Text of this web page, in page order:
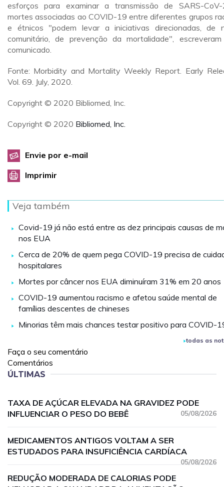
esforços para examinar a transmissão de SARS-
mortes associadas ao COVID-19 entre diferentes grupos
e étnicos "podem levar a iniciativas direcionadas, de
comunitário, de prevenção da mortalidade",
comunicado.
Fonte: Morbidity and Mortality Weekly Report. Early
Vol. 69. July, 2020.
Copyright © 2020 Bibliomed, Inc.
Copyright © 2020 Bibliomed, Inc.
Envie por e-mail
Imprimir
Veja também
Covid-19 já não está entre as dez principais causas de
nos EUA
Cerca de 20% de quem pega COVID-19 precisa de
hospitalares
Mortes por câncer nos EUA diminuíram 31% em 20 anos
COVID-19 aumentou racismo e afetou saúde mental de
famílias descentes de chineses
Minorias têm mais chances testar positivo para COVID-
todas as
Faça o seu comentário
Comentários
ÚLTIMAS
TAXA DE AÇÚCAR ELEVADA NA GRAVIDEZ PODE
INFLUENCIAR O PESO DO BEBÊ
05/08/2026
MEDICAMENTOS ANTIGOS VOLTAM A SER
ESTUDADOS PARA INSUFICIÊNCIA CARDÍACA
05/08/2026
REDUÇÃO MODERADA DE CALORIAS PODE